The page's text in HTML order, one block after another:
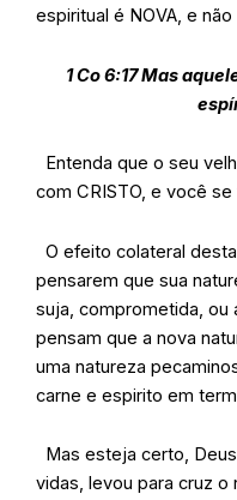
espiritual é NOVA, e não
1 Co 6:17 Mas
Entenda que o seu
com CRISTO, e você
O efeito colateral
pensarem que sua
suja, comprometida, ou
pensam que a nova
uma natureza
carne e espirito em
Mas esteja certo,
vidas, levou para cruz